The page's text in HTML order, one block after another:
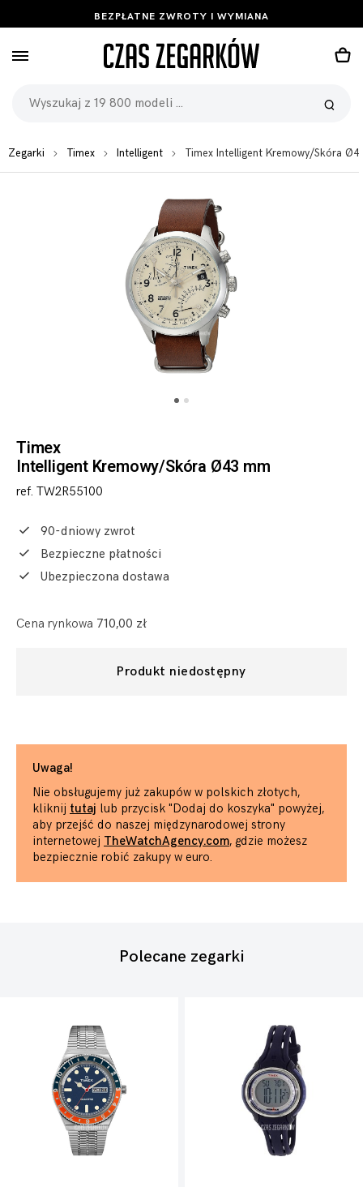
BEZPŁATNE ZWROTY I WYMIANA
Zegarki Timex Intelligent Timex Intelligent Kremowy/Skóra
Timex
Intelligent Kremowy/Skóra Ø43 mm
ref. TW2R55100
90-dniowy zwrot
Bezpieczne płatności
Ubezpieczona dostawa
Cena rynkowa 710,00 zł
Produkt niedostępny
Uwaga!
Nie obsługujemy już zakupów w polskich złotych,
kliknij tutaj lub przycisk "Dodaj do koszyka" powyżej,
aby przejść do naszej międzynarodowej strony
internetowej TheWatchAgency.com, gdzie możesz
bezpiecznie robić zakupy w euro.
Polecane zegarki